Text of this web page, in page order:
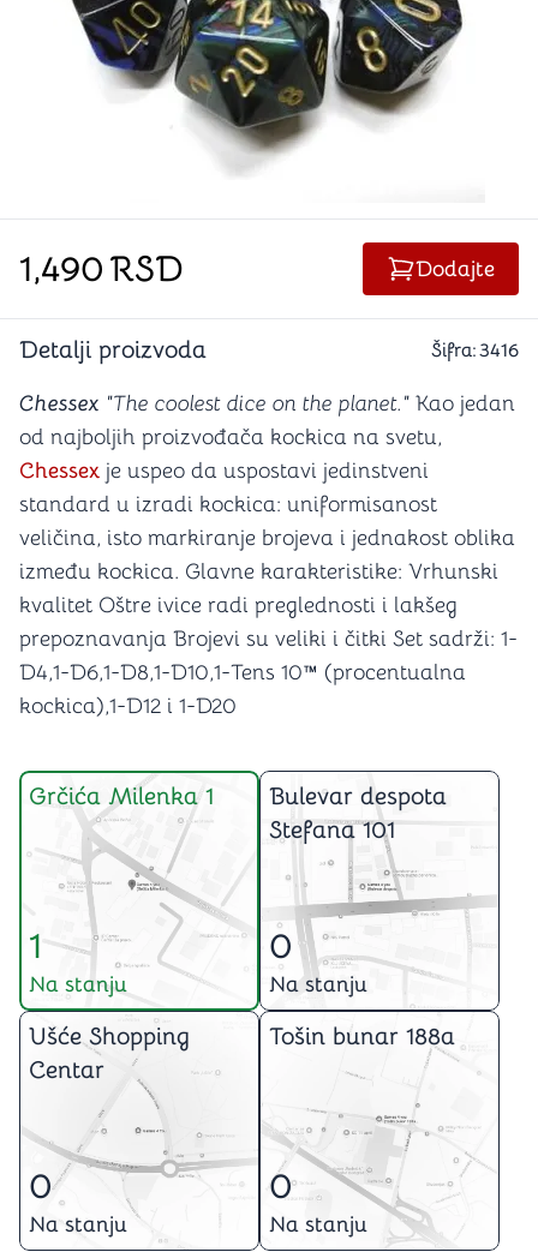
1,490RSD Dodajte
Detalji proizvoda Šifra:3416
Chessex "The coolest dice on the planet." Kao jedan
od najboljih proizvođača kockica na svetu,
Chessex je uspeo da uspostavi jedinstveni
standard u izradi kockica: uniformisanost
veličina, isto markiranje brojeva i jednakost oblika
između kockica. Glavne karakteristike: Vrhunski
kvalitet Oštre ivice radi preglednosti i lakšeg
prepoznavanja Brojevi su veliki i čitki Set sadrži: 1-
D4,1-D6,1-D8,1-D10,1-Tens 10™ (procentualna
kockica),1-D12 i 1-D20
Grčića Milenka 1
1
Na stanju
Bulevar despota
Stefana 101
0
Na stanju
Ušće Shopping
Centar
0
Na stanju
Tošin bunar 188a
0
Na stanju